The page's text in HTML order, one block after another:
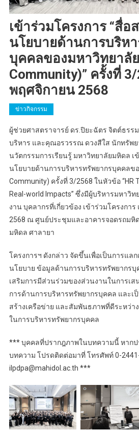
เข้าร่วมโครงการ “สื่อ
นโยบายด้านการบริห
บุคคลของมหาวิทยาลั
Community)” ครั้งที่
พฤศจิกายน 2568
ข่าวกิจกรรม
ผู้ช่วยศาสตราจารย์ ดร.ปิยะฉัตร จิตต์ธรร
บริหาร และคุณอรวรรณ ดวงสีใส นักทรัพ
นวัตกรรมการเรียนรู้ มหาวิทยาลัยมหิดล เ
นโยบายด้านการบริหารทรัพยากรบุคคลข
Community) ครั้งที่ 3/2568 ในหัวข้อ “HR
Real-world Impacts” ซึ่งมีผู้บริหารมหาวิ
งาน บุคลากรที่เกี่ยวข้อง เข้าร่วมโครงกา
2568 ณ ศูนย์ประชุมและอาคารจอดรถมหิ
มหิดล ศาลายา
โครงการฯ ดังกล่าว จัดขึ้นเพื่อเป็นการแล
นโยบาย ข้อมูลด้านการบริหารทรัพยากรบุ
เสริมการมีส่วนร่วมของส่วนงานในการเ
การด้านการบริหารทรัพยากรบุคคล และเ
สร้างเครือข่าย และสัมพันธภาพที่ดีระหว่
ในการบริหารทรัพยากรบุคคล
*** บุคคลที่ปรากฎภาพในบทความนี้ หากป
บทความ โปรดติดต่อมาที่ โทรศัพท์ 0-
ilpdpa@mahidol.ac.th ***